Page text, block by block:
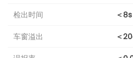
检出时间 ＜8s
车窗溢出 ＜